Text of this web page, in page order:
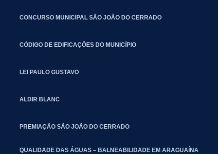
CONCURSO MUNICIPAL SÃO JOÃO DO CERRADO
CÓDIGO DE EDIFICAÇÕES DO MUNICÍPIO
LEI PAULO GUSTAVO
ALDIR BLANC
PREMIAÇÃO SÃO JOÃO DO CERRADO
QUALIDADE DAS ÁGUAS – BALNEABILIDADE EM ARAGUAÍNA